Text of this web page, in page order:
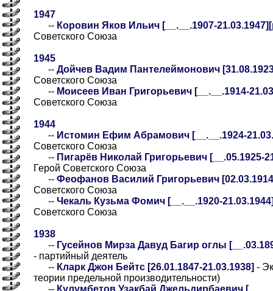
1947
-- Коровин Яков Ильич [__.__.1907-
Советского Союза
1945
-- Дойчев Вадим Пантелеймонович
Советского Союза
-- Моисеев Иван Григорьевич [__.__.1914-
Советского Союза
1944
-- Истомин Ефим Абрамович [__.__.1924-
Советского Союза
-- Пигарёв Николай Григорьевич [__.05.1925-
Герой Советского Союза
-- Феофанов Василий Григорьевич
Советского Союза
-- Чекаль Кузьма Фомич [__.__.1920-
Советского Союза
1938
-- Гусейнов Мирза Давуд Багир оглы
- партийный деятель
-- Кларк Джон Бейтс [26.01.1847-21.03.1938] -
теории предельной производительности)